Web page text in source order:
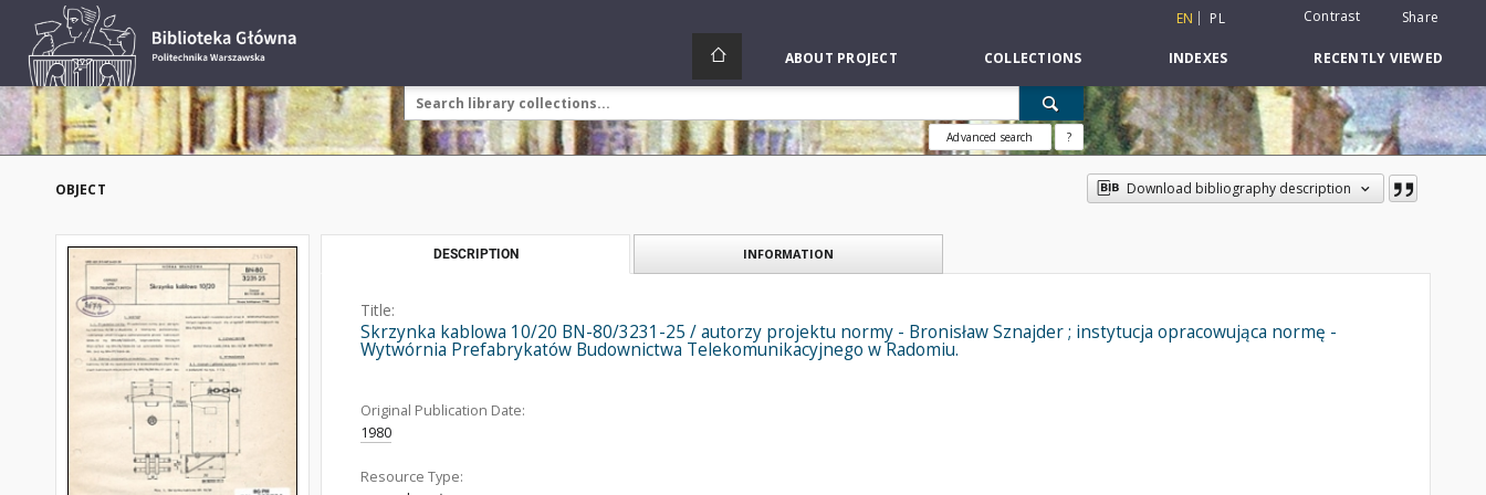
EN PL Contrast Share
ABOUT PROJECT COLLECTIONS INDEXES RECENTLY VIEWED
Advanced search ?
OBJECT Download bibliography description
DESCRIPTION INFORMATION
Title:
Skrzynka kablowa 10/20 BN-80/3231-25 / autorzy projektu normy - Bronisław Sznajder ; instytucja opracowująca normę -
Wytwórnia Prefabrykatów Budownictwa Telekomunikacyjnego w Radomiu.
Original Publication Date:
1980
Resource Type: